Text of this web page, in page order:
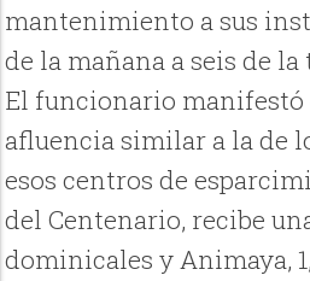
mantenimiento a sus
de la mañana a seis de la
El funcionario manifestó
afluencia similar a la de
esos centros de
del Centenario, recibe
dominicales y Animaya,